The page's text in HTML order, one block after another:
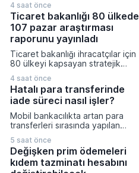
yolculuk süresinde devrim
niteliğinde bir kısalma yaşanıyor.
Ulaştırma ve Altyapı Bakanlığı
tarafından yürütülen çalışmalar
sonucunda mevcut durumda 7
saati bulan seyahat süresinin 1
saat 45 dakikaya inmesi
hedefleniyor.
4 saat önce
Ticaret bakanlığı 80 ülkede
107 pazar araştırması
raporunu yayınladı
Ticaret bakanlığı ihracatçılar için
80 ülkeyi kapsayan stratejik
Ticaret müşavirleri tarafından
hazırlanan 107 farklı rapor, Türk
iş dünyasının yeni pazarlara giriş
stratejilerine rehberlik etmek
üzere dijital platformda erişime
açıldı.
4 saat önce
Hatalı para transferinde
iade süreci nasıl işler?
Mobil bankacılıkta artan para
transferleri sırasında yapılan
mali kayıplara yol açabileceği
konusunda uzmanlar tarafından
kritik uyarılar yapılıyor. İşlem
5 saat önce
Değişken prim ödemeleri
kıdem tazminatı hesabını